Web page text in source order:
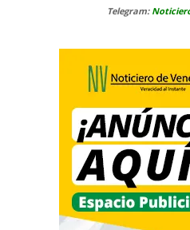
Telegram: